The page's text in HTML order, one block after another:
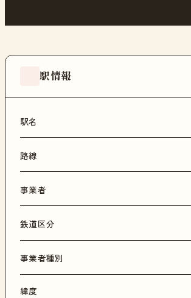
駅情報
駅名
路線
事業者
鉄道区分
事業者種別
緯度